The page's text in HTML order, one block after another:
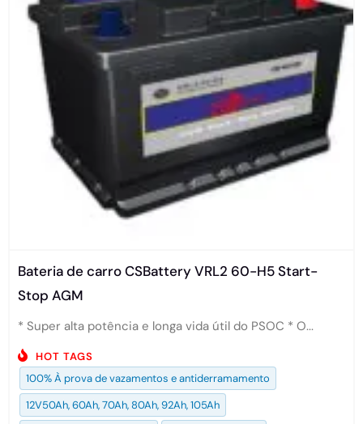
Bateria de carro CSBattery VRL2 60-H5 Start-
Stop AGM
* Super alta potência e longa vida útil do PSOC * O...
HOT TAGS
100% À prova de vazamentos e antiderramamento
12V50Ah, 60Ah, 70Ah, 80Ah, 92Ah, 105Ah